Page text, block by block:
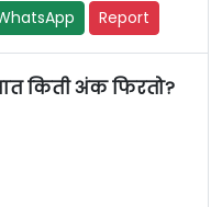
Report
किती अंक फिरतो?